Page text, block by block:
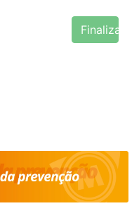
Finalizar